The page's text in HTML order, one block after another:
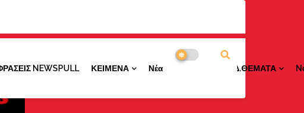
NEWSPULL ΚΕΙΜΕΝΑ ΝέαΠΕΡΙΟΧΩΝ ΕΙΔ.ΘΕΜΑΤΑ